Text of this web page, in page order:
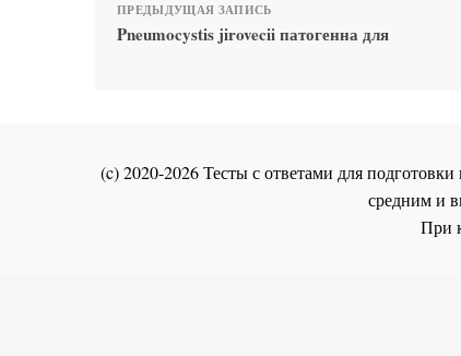
ПРЕДЫДУЩАЯ ЗАПИСЬ
Pneumocystis jirovecii патогенна для
(c) 2020-2026 Тесты с ответами для
средним и
При